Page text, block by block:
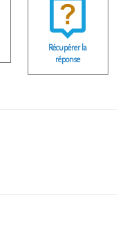
Récupérer la
réponse